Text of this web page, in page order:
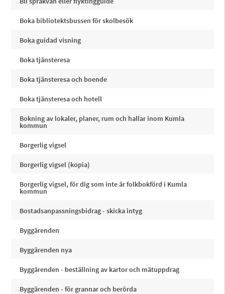
Boka bibliotektsbussen för skolbesök
Boka guidad visning
Boka tjänsteresa
Boka tjänsteresa och boende
Boka tjänsteresa och hotell
Bokning av lokaler, planer, rum och hallar inom Kumla
kommun
Borgerlig vigsel
Borgerlig vigsel (kopia)
Borgerlig vigsel, för dig som inte är folkbokförd i Kumla
kommun
Bostadsanpassningsbidrag - skicka intyg
Byggärenden
Byggärenden nya
Byggärenden - beställning av kartor och mätuppdrag
Byggärenden - för grannar och berörda